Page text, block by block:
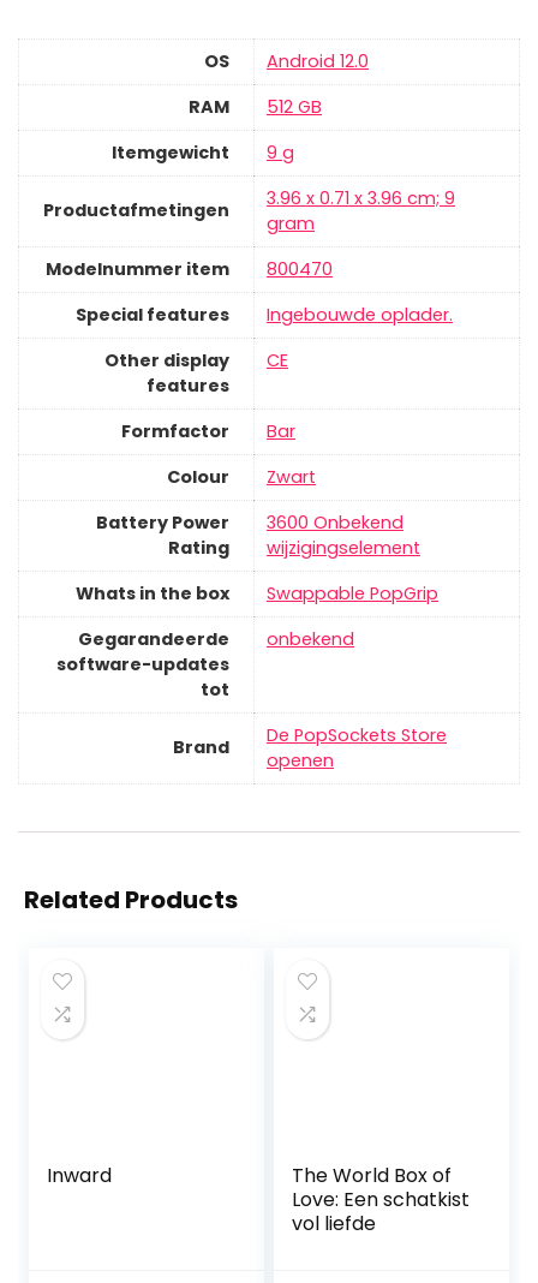
OS
‎Android 12.0
RAM
‎512 GB
Itemgewicht
‎9 g
Productafmetingen
‎3.96 x 0.71 x 3.96 cm; 9
gram
Modelnummer item
‎800470
Special features
‎Ingebouwde oplader.
Other display
features
‎CE
Formfactor
‎Bar
Colour
‎Zwart
Battery Power
Rating
‎3600 Onbekend
wijzigingselement
Whats in the box
‎Swappable PopGrip
Gegarandeerde
software-updates
tot
‎onbekend
Brand
De PopSockets Store
openen
Related Products
Inward
The World Box of
Love: Een schatkist
vol liefde